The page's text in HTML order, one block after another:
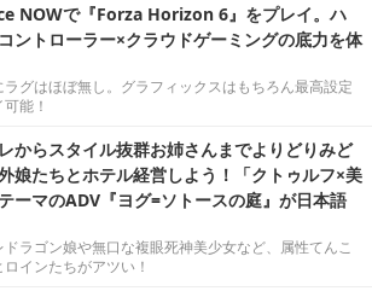
NOWで『Forza Horizon 6』をプレイ。ハ
ントローラー×クラウドゲーミングの底力を体
ラグはほぼ無し。グラフィックスはもちろん最高設定
能！
からスタイル抜群お姉さんまでよりどりみど
娘たちとホテル経営しよう！「クトゥルフ×美
ーマのADV『ヨグ=ソトースの庭』が日本語
ドラゴン娘や無口な複眼死神美少女など、属性てんこ
ロインたちがアツい！